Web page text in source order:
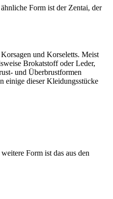
Form ist der Zentai, der
und Korseletts. Meist
Brokatstoff oder Leder,
und Überbrustformen
einige dieser Kleidungsstücke
Form ist das aus den